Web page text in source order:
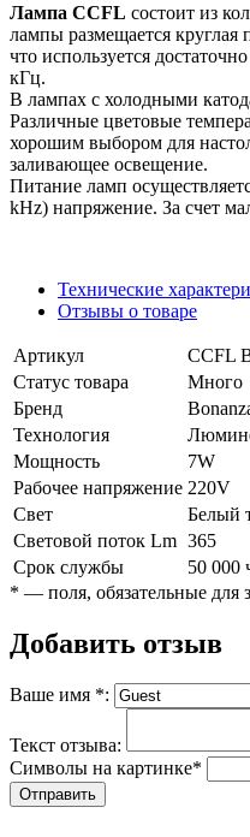
Лампа CCFL состоит из
лампы размещается круглая
что используется
кГц.
В лампах с холодными
Различные цветовые
хорошим выбором для
заливающее освещение.
Питание ламп
kHz) напряжение. За счет
Технические
Отзывы о товаре
Артикул
CCFL
Статус товара
Много
Бренд
Технология
Мощность
7W
Рабочее напряжение 220V
Свет
Белый
Световой поток Lm 365
Срок службы
50 000
* — поля, обязательные для
Добавить отзыв
Ваше имя *:
Текст отзыва:
Символы на картинке*